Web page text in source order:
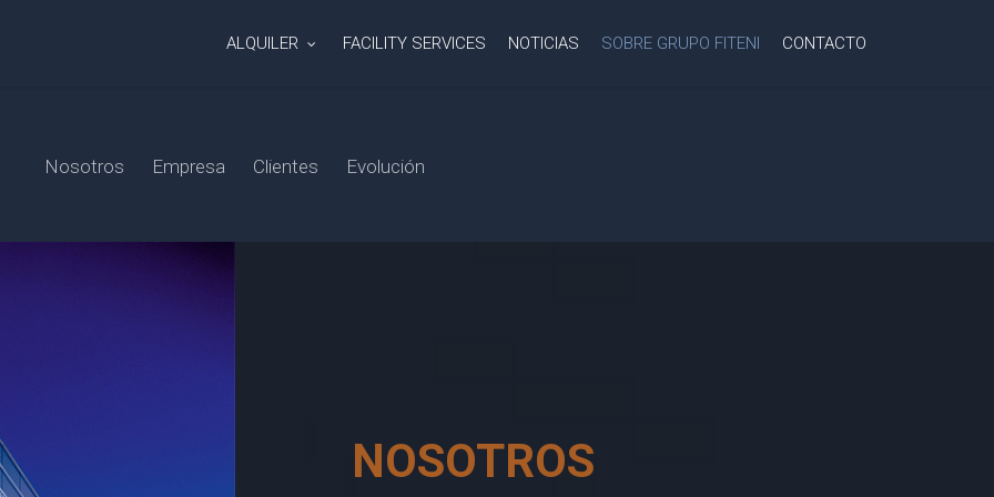
ALQUILER FACILITY SERVICES NOTICIAS SOBRE GRUPO FITENI CONTACTO
Nosotros Empresa Clientes Evolución
NOSOTROS